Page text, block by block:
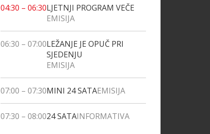
04:30 – 06:30LJETNJI PROGRAM VEČE
EMISIJA
06:30 – 07:00LEŽANJE JE OPUČ PRI
SJEDENJU
EMISIJA
07:00 – 07:30MINI 24 SATAEMISIJA
07:30 – 08:0024 SATAINFORMATIVA